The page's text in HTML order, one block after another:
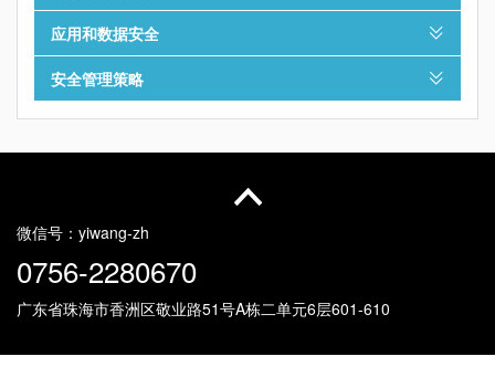
应用和数据安全
安全管理策略
微信号： yiwang-zh
0756-2280670
广东省珠海市香洲区敬业路51号A栋二单元6层601-610